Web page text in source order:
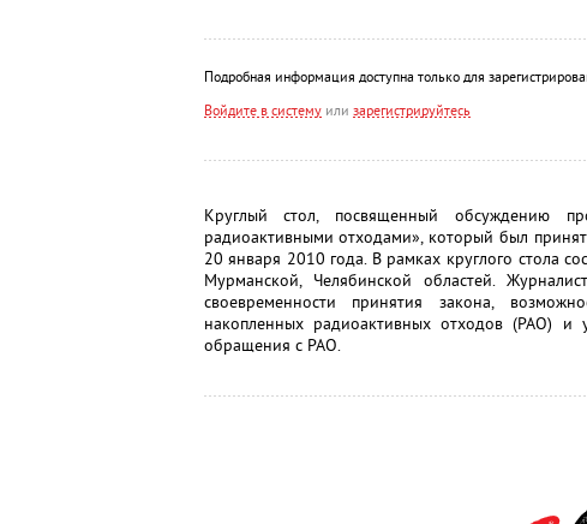
Подробная информация доступна только для
Войдите в системуили зарегистрируйтесь
Круглый стол, посвященный обсуждению
радиоактивными отходами», который был
20 января 2010 года. В рамках круглого стола
Мурманской, Челябинской областей.
своевременности принятия закона,
накопленных радиоактивных отходов (РАО)
обращения с РАО.